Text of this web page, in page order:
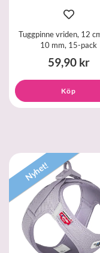
Tuggpinne vriden, 12
10 mm, 15-pack
59,90 kr
Köp
Nyhet!